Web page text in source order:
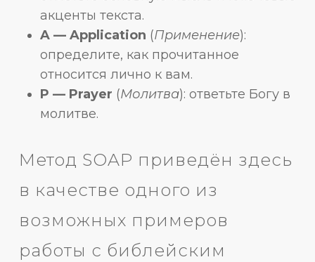
акценты текста.
A — Application (Применение):
определите, как прочитанное
относится лично к вам.
P — Prayer (Молитва): ответьте Богу в
молитве.
Метод SOAP приведён здесь
в качестве одного из
возможных примеров
работы с библейским